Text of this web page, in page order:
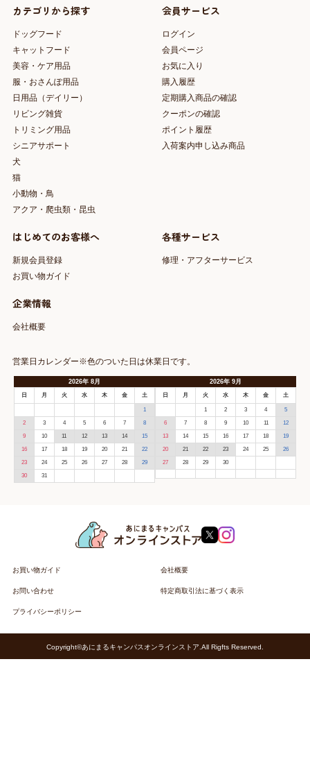
カテゴリから探す
ドッグフード
キャットフード
美容・ケア用品
服・おさんぽ用品
日用品（デイリー）
リビング雑貨
トリミング用品
シニアサポート
犬
猫
小動物・鳥
アクア・爬虫類・昆虫
会員サービス
ログイン
会員ページ
お気に入り
購入履歴
定期購入商品の確認
クーポンの確認
ポイント履歴
入荷案内申し込み商品
はじめてのお客様へ
新規会員登録
お買い物ガイド
各種サービス
修理・アフターサービス
企業情報
会社概要
営業日カレンダー※色のついた日は休業日です。
2026年 8月
日 月 火 水 木 金 土
1
2 3 4 5 6 7 8
9 10 11 12 13 14 15
16 17 18 19 20 21 22
23 24 25 26 27 28 29
30 31
2026年9月
日 月 火 水 木 金 土
1 2 3 4 5
6 7 8 9 10 11 12
13 14 15 16 17 18 19
20 21 22 23 24 25 26
27 28 29 30
お買い物ガイド 会社概要
お問い合わせ 特定商取引法に基づく表示
プライバシーポリシー
Copyright©あにまるキャンパスオンラインストア.All Rigfts Reserved.